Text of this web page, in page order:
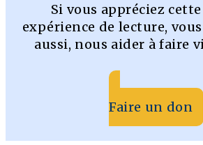
Si vous appréciez
expérience de lecture,
aussi, nous aider à faire
Faire un don